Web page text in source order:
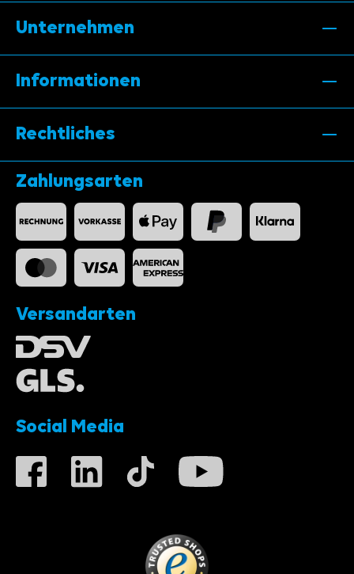
Unternehmen
Informationen
Rechtliches
Zahlungsarten
Versandarten
Social Media